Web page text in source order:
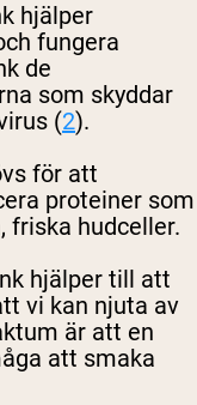
hjälper
fungera
de
som skyddar
(2).
för att
proteiner som
friska hudceller.
hjälper till att
vi kan njuta av
är att en
att smaka